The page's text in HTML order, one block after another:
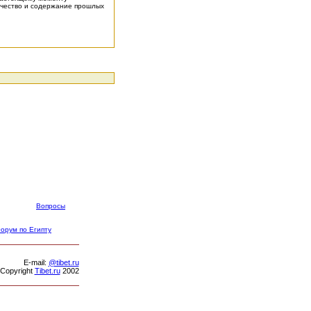
и содержание прошлых
Вопросы
по Египту
Е-mail: @tibet.ru
Copyright Tibet.ru2002